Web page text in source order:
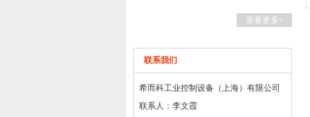
查看更多+
联系我们
希而科工业控制设备（上海）有限公司
联系人：李文霞